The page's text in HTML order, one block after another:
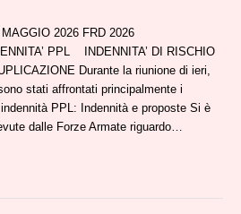
2026 FRD 2026
PPL INDENNITA’ DI RISCHIO
Durante la riunione di ieri,
stati affrontati principalmente i
PPL: Indennità e proposte Si è
dalle Forze Armate riguardo…